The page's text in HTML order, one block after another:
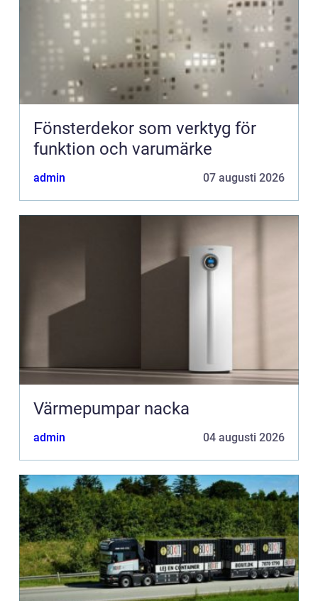
Fönsterdekor som verktyg för
funktion och varumärke
admin 07 augusti 2026
Värmepumpar nacka
admin 04 augusti 2026